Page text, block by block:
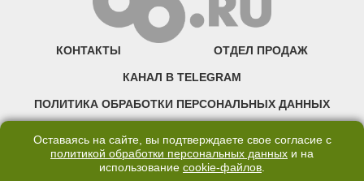
КОНТАКТЫ ОТДЕЛ ПРОДАЖ
КАНАЛ В TELEGRAM
ПОЛИТИКА ОБРАБОТКИ ПЕРСОНАЛЬНЫХ ДАННЫХ
©2007—2025 66.RU. Воспроизведение, сообщение, доведение до всеобщего
Оставаясь на сайте, вы подтверждаете свое согласие с
политикой обработки персональных данных и на
использование cookie-файлов.